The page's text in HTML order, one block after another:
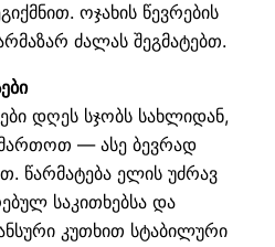
ოჯახის წევრების
ძალას შეგმატებთ.
დღეს სჯობს სახლიდან,
მართოთ — ასე ბევრად
წარმატება ელის უძრავ
საკითხებსა და
კუთხით სტაბილური